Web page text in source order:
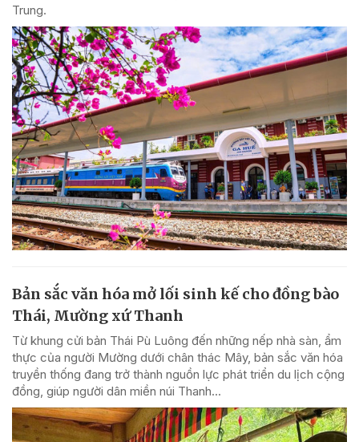
Trung.
Bản sắc văn hóa mở lối sinh kế cho đồng bào
Thái, Mường xứ Thanh
Từ khung cửi bản Thái Pù Luông đến những nếp nhà sàn, ẩm
thực của người Mường dưới chân thác Mây, bản sắc văn hóa
truyền thống đang trở thành nguồn lực phát triển du lịch cộng
đồng, giúp người dân miền núi Thanh...